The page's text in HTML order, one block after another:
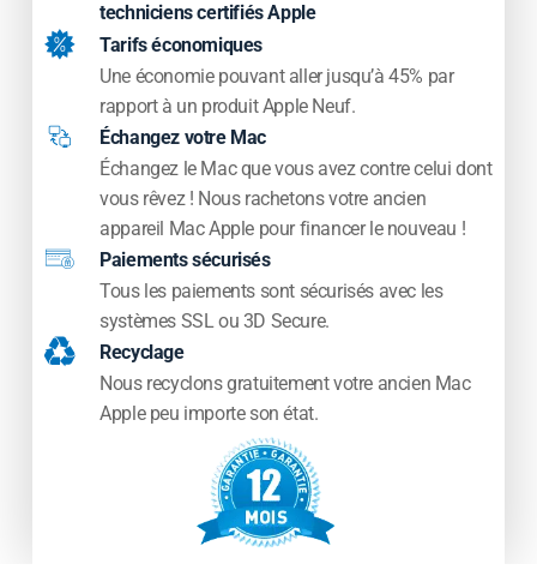
un mode Cinématique amélioré
un zoom optique plus précis
des couleurs plus fidèles
Parfait pour les créateurs, photographes ou
utilisateurs exigeants.
????Sécurité avancée : Détection
d’accident & SOS
L’iPhone 14 Pro peut :
détecter un accident de voiture
appeler automatiquement les secours
techniciens certifiés Apple
Tarifs économiques
Une économie pouvant aller jusqu’à 45% par
rapport à un produit Apple Neuf.
Échangez votre Mac
Échangez le Mac que vous avez contre celui dont
vous rêvez ! Nous rachetons votre ancien
appareil Mac Apple pour financer le nouveau !
Paiements sécurisés
Tous les paiements sont sécurisés avec les
systèmes SSL ou 3D Secure.
Recyclage
Nous recyclons gratuitement votre ancien Mac
Apple peu importe son état.